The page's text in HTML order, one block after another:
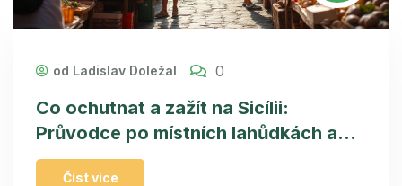
od Ladislav Doležal 0
Co ochutnat a zažít na Sicílii:
Průvodce po místních lahůdkách a
autopůjčovnách
Číst více